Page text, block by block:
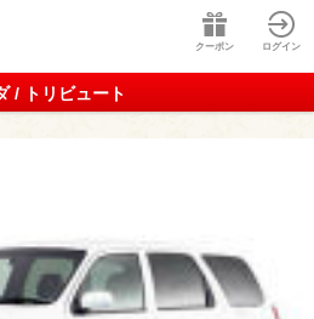
クーポン ログイン
/ トリビュート